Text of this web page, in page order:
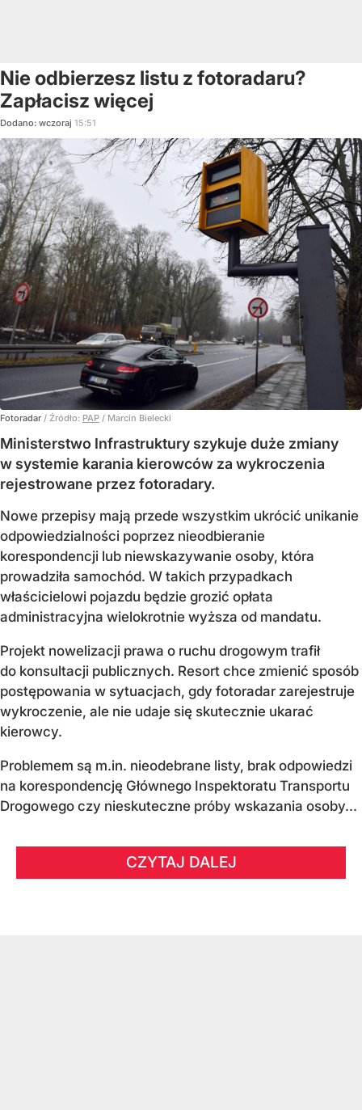
Nie odbierzesz listu z fotoradaru?
Zapłacisz więcej
Dodano: wczoraj 15:51
Fotoradar / Źródło: PAP / Marcin Bielecki
Ministerstwo Infrastruktury szykuje duże zmiany
w systemie karania kierowców za wykroczenia
rejestrowane przez fotoradary.
Nowe przepisy mają przede wszystkim ukrócić unikanie
odpowiedzialności poprzez nieodbieranie
korespondencji lub niewskazywanie osoby, która
prowadziła samochód. W takich przypadkach
właścicielowi pojazdu będzie grozić opłata
administracyjna wielokrotnie wyższa od mandatu.
Projekt nowelizacji prawa o ruchu drogowym trafił
do konsultacji publicznych. Resort chce zmienić sposób
postępowania w sytuacjach, gdy fotoradar zarejestruje
wykroczenie, ale nie udaje się skutecznie ukarać
kierowcy.
Problemem są m.in. nieodebrane listy, brak odpowiedzi
na korespondencję Głównego Inspektoratu Transportu
Drogowego czy nieskuteczne próby wskazania osoby...
CZYTAJ DALEJ